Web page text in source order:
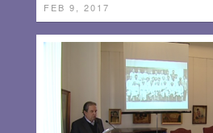
FEB 9, 2017